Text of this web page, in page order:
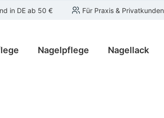
in DE ab 50 € Für Praxis & Privatkunden
Nagelpflege Nagellack